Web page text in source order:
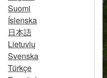
Suomi
Íslenska
日本語
Lietuvių
Svenska
Türkçe